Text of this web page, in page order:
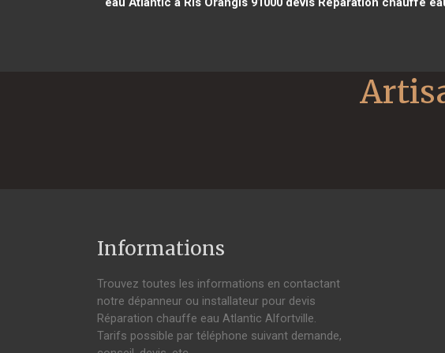
Informations
Trouvez toutes les informations en contactant
notre dépanneur ou installateur pour devis
Réparation chauffe eau Atlantic Alfortville.
Tarifs possible par téléphone suivant demande,